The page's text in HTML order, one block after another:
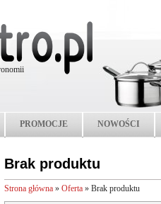
PROMOCJE NOWOŚCI
Brak produktu
Strona główna » Oferta » Brak produktu